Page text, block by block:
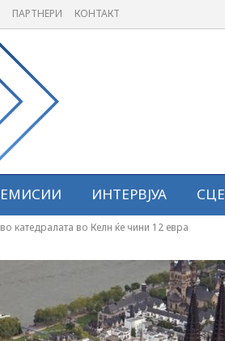
ПАРТНЕРИ КОНТАКТ
ЕМИСИИ ИНТЕРВЈУА
катедралата во Келн ќе чини 12 евра